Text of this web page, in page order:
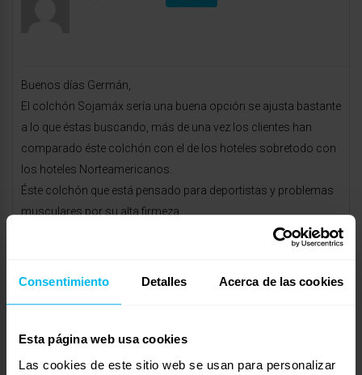
Consentimiento Detalles Acerca de las cookies
Esta página web usa cookies
Las cookies de este sitio web se usan para personalizar
Buenos días Germán,
El colchón Sojamáx sería una buena opción se ajusta bastante
a lo que éstas buscando, más de una vez los clientes han
comparado éste colchón con el de los hoteles sobretodo con
los hoteles Norteamericanos.
Éste colchón que está pensado para deportistas y problemas
musculares por su alta firmeza.
Con 8 cm de viscoélastica de 90 kilos de densidad, reduciendo
sanguínea y descontrastura el cuerpo ayudándolo en el
un saludo, Marina ( C.C Nueva Condomina,Maxcolchón ).